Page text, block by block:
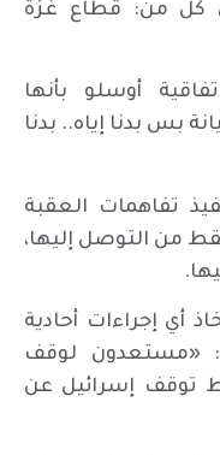
كل من: قطاع غزة
أوسلو بأنها
بس بدنا إياه.. بدنا
تفاهمات العقبة
من التوصل إليها،
أي إجراءات أحادية
«مستعدون لوقف
توقف إسرائيل عن